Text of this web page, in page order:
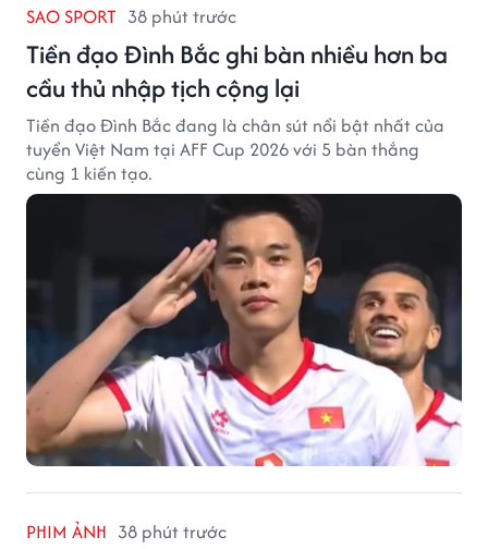
SAO SPORT 38 phút trước
Tiền đạo Đình Bắc ghi bàn nhiều hơn ba
cầu thủ nhập tịch cộng lại
Tiền đạo Đình Bắc đang là chân sút nổi bật nhất của
tuyển Việt Nam tại AFF Cup 2026 với 5 bàn thắng
cùng 1 kiến tạo.
PHIM ẢNH 38 phút trước